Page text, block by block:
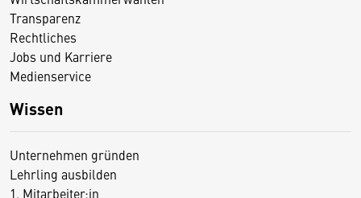
Transparenz
Rechtliches
Jobs und Karriere
Medienservice
Wissen
Unternehmen gründen
Lehrling ausbilden
1. Mitarbeiter:in